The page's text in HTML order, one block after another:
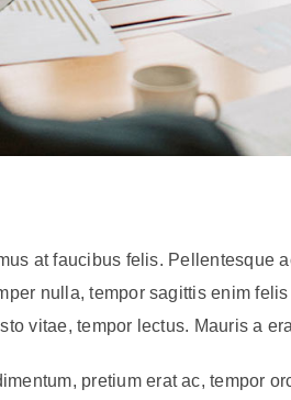
at faucibus felis. Pellentesque
nulla, tempor sagittis enim
vitae, tempor lectus. Mauris a
pretium erat ac, tempor